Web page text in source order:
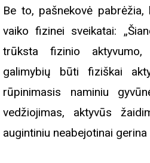
Be to, pašnekovė
vaiko fizinei sveikatai:
trūksta fizinio
galimybių būti fiziškai
rūpinimasis naminiu
vedžiojimas, aktyvūs
augintiniu neabejotinai gerina